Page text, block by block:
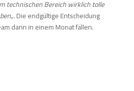
technischen Bereich wirklich tolle
„. Die endgültige Entscheidung
dann in einem Monat fällen.